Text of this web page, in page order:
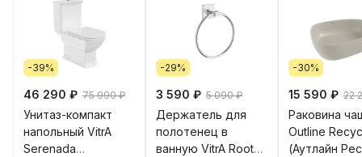
-39%
46 290 ₽ 75 990 ₽
Унитаз-компакт
напольный VitrA
Serenada
-29%
3 590 ₽ 5 090 ₽
Держатель для
полотенец в
ванную VitrA Root
-30%
15 590 ₽ 22
Раковина
Outline
(Аутлайн